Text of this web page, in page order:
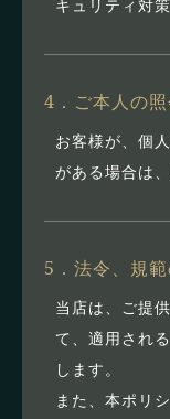
キュリティ対
4．ご本人の
お客様が、個
がある場合は
5．法令、規
当店は、ご提
て、適用され
します。
また、本ポリ